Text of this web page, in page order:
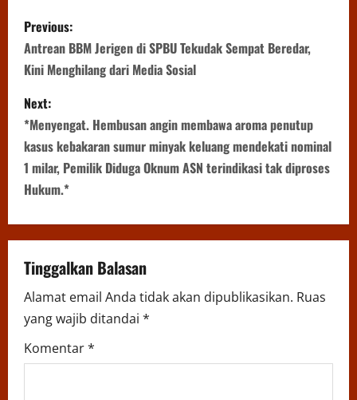
P
o
s
t
n
a
v
i
g
a
t
Previous:
Antrean BBM Jerigen di SPBU Tekudak Sempat Beredar,
Kini Menghilang dari Media Sosial
Next:
*Menyengat. Hembusan angin membawa aroma penutup
kasus kebakaran sumur minyak keluang mendekati nominal
1 milar, Pemilik Diduga Oknum ASN terindikasi tak diproses
Hukum.*
Tinggalkan Balasan
Alamat email Anda tidak akan dipublikasikan. Ruas
yang wajib ditandai *
Komentar*